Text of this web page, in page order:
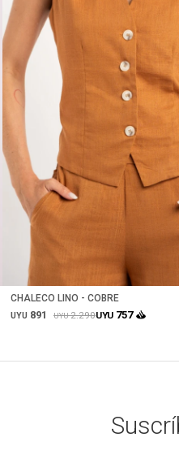
CHALECO LINO - COBRE
UYU 891 UYU2.290UYU 757